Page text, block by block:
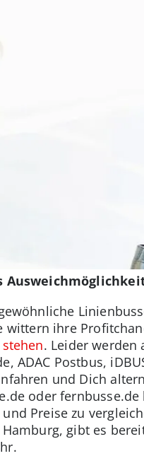
wittern ihre
. Leider werden
ADAC Postbus,
und Dich
oder
Preise zu
gibt es